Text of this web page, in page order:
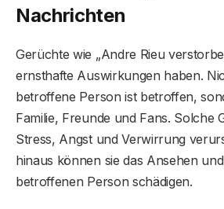
Nachrichten
Gerüchte wie „Andre Rieu
ernsthafte Auswirkungen haben.
betroffene Person ist betroffen,
Familie, Freunde und Fans. Solche
Stress, Angst und Verwirrung
hinaus können sie das Ansehen
betroffenen Person schädigen.